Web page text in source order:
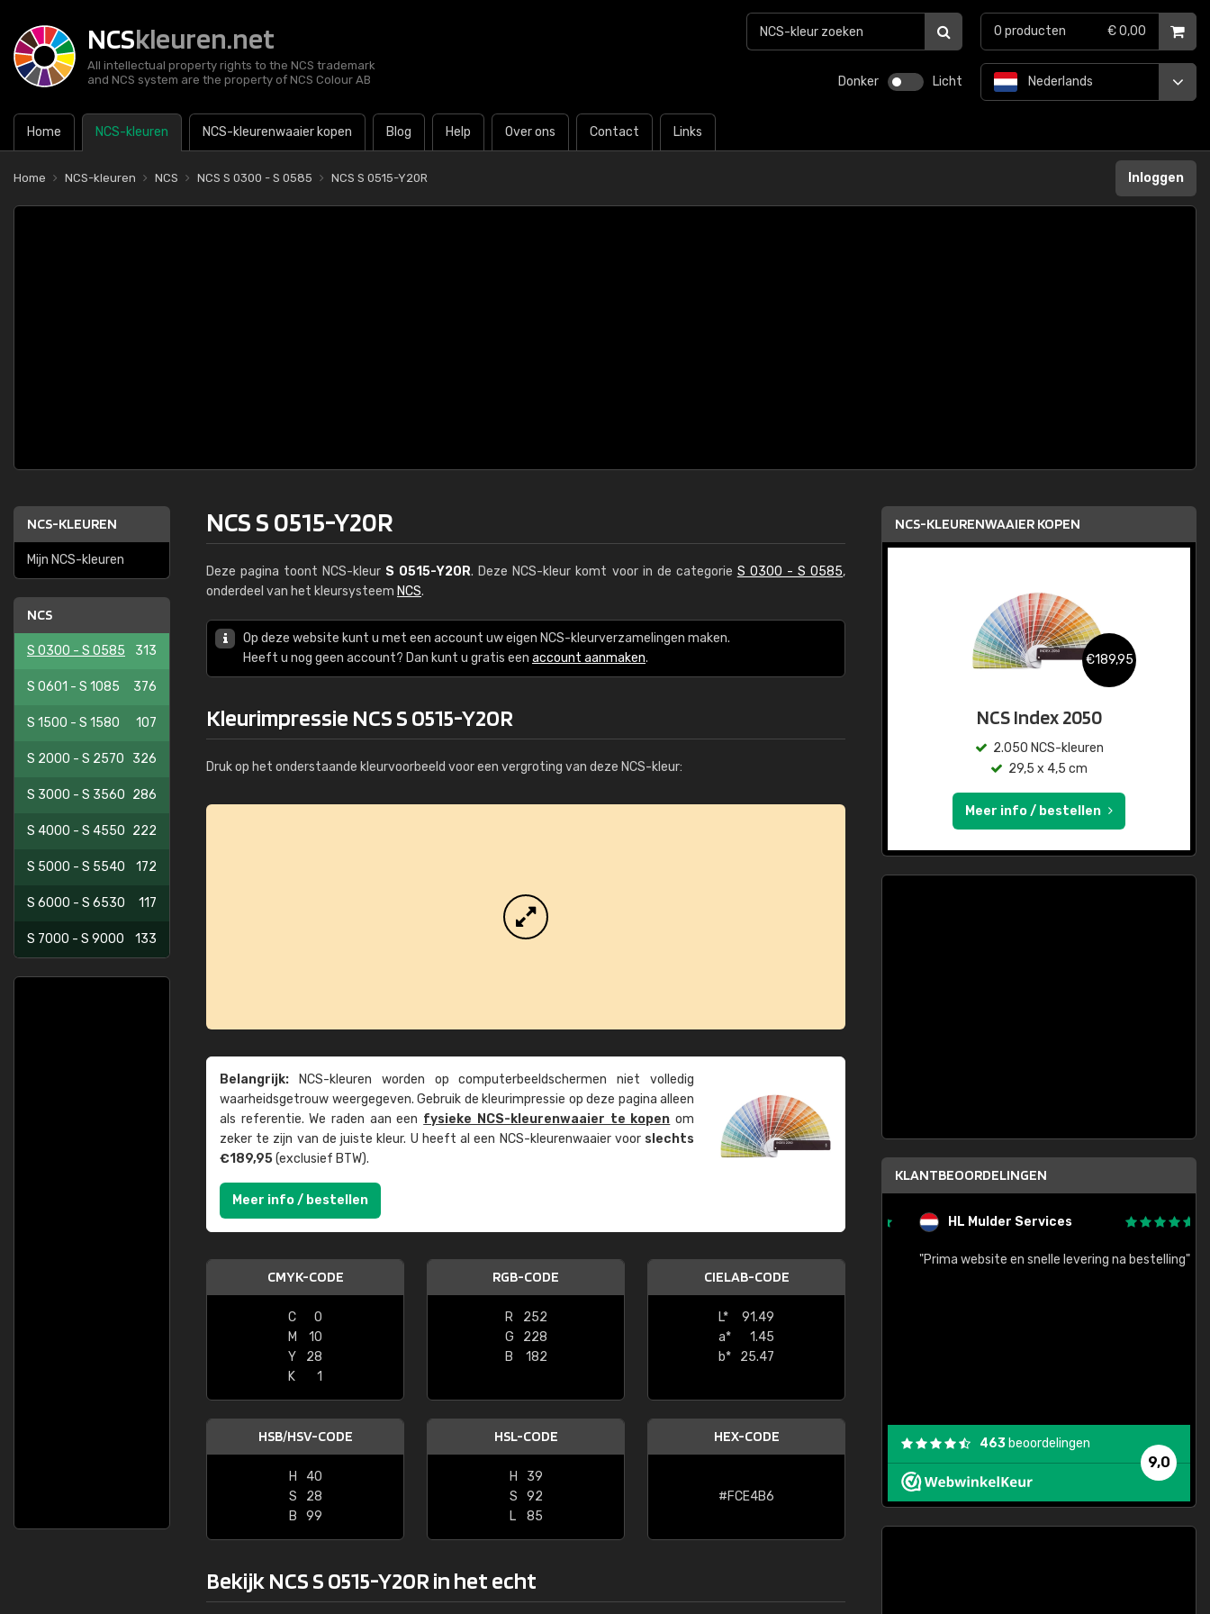
NCSkleuren.net
All intellectual property rights to the NCS trademark
and NCS system are the property of NCS Colour AB
Donker Licht
Home NCS-kleuren NCS-kleurenwaaier kopen Blog Help Over ons Contact Links
Nederlands
0 producten € 0,00
Home NCS-kleuren NCS NCS S 0300 - S 0585 NCS S 0515-Y20R Inloggen
NCS-KLEUREN
Mijn NCS-kleuren
NCS
S 0300 - S 0585 313
S 0601 - S 1085 376
S 1500 - S 1580 107
S 2000 - S 2570 326
S 3000 - S 3560 286
S 4000 - S 4550 222
S 5000 - S 5540 172
S 6000 - S 6530 117
S 7000 - S 9000 133
NCS S 0515-Y20R
Deze pagina toont NCS-kleur S 0515-Y20R. Deze NCS-kleur komt voor in de categorie S 0300 - S 0585,
onderdeel van het kleursysteem NCS.
Op deze website kunt u met een account uw eigen NCS-kleurverzamelingen maken.
Heeft u nog geen account? Dan kunt u gratis een account aanmaken.
Kleurimpressie NCS S 0515-Y20R
Druk op het onderstaande kleurvoorbeeld voor een vergroting van deze NCS-kleur:
Belangrijk: NCS-kleuren worden op computer­beeld­schermen niet volledig
waarheids­­getrouw weer­gegeven. Gebruik de kleur­impressie op deze pagina alleen
als referentie. We raden aan een fysieke NCS-kleuren­waaier te kopen om
zeker te zijn van de juiste kleur. U heeft al een NCS-kleuren­waaier voor slechts
€189,95(exclusief BTW).
Meer info / bestellen
CMYK-CODE
C
0
M
10
Y
28
K
1
RGB-CODE
R
252
G
228
B
182
CIELAB-CODE
L*
91.49
a*
1.45
b*
25.47
HSB/HSV-CODE
H
40
S
28
B
99
HSL-CODE
H
39
S
92
L
85
HEX-CODE
#FCE4B6
Bekijk NCS S 0515-Y20R in het echt
NCS-KLEURENWAAIER KOPEN
€189,95
NCS Index 2050
2.050 NCS-kleuren
29,5 x 4,5 cm
Meer info / bestellen
KLANTBEOORDELINGEN
"Super snelle service en zeer betaalbaar!"
HL Mulder Services
"Prima website en snelle levering na bestelling"
9,0
463 beoordelingen